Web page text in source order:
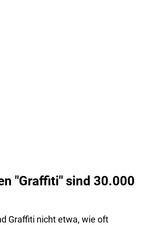
"Graffiti" sind 30.000
Graffiti nicht etwa, wie oft